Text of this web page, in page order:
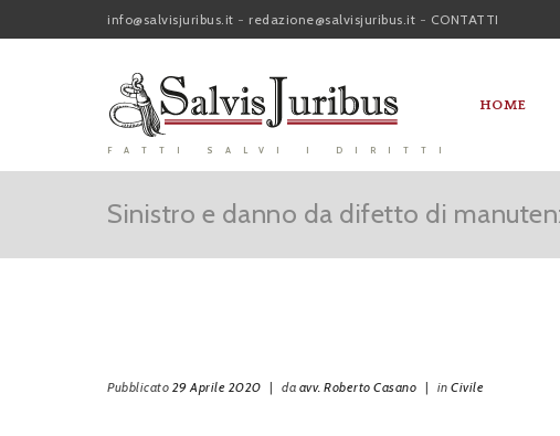
info@salvisjuribus.it - redazione@salvisjuribus.it - CONTATTI
FATTI SALVI I DIRITTI
HOME
Sinistro e danno da difetto di
Pubblicato 29 Aprile 2020 | da avv. Roberto Casano | in Civile